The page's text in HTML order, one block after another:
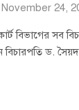
November 24,
বিভাগের সব
বিচারপতি ড.